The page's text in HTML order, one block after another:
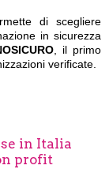
di scegliere
in sicurezza
, il primo
verificate.
in Italia
profit